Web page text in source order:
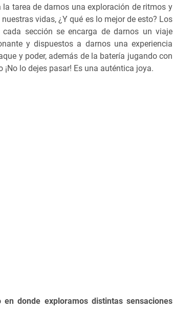
tarea de darnos una exploración de ritmos y
vidas, ¿Y qué es lo mejor de esto? Los
sección se encarga de darnos un viaje
y dispuestos a darnos una experiencia
y poder, además de la batería jugando con
lo dejes pasar! Es una auténtica joya.
donde exploramos distintas sensaciones